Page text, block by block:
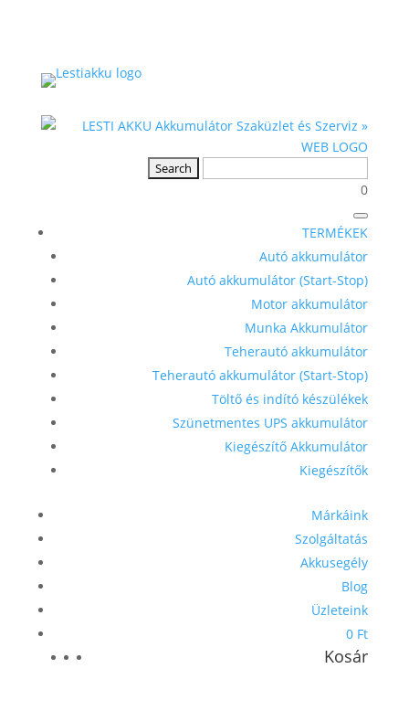
0
TERMÉKEK
Autó akkumulátor
Autó akkumulátor (Start-Stop)
Motor akkumulátor
Munka Akkumulátor
Teherautó akkumulátor
Teherautó akkumulátor (Start-Stop)
Töltő és indító készülékek
Szünetmentes UPS akkumulátor
Kiegészítő Akkumulátor
Kiegészítők
Márkáink
Szolgáltatás
Akkusegély
Blog
Üzleteink
0 Ft
Kosár